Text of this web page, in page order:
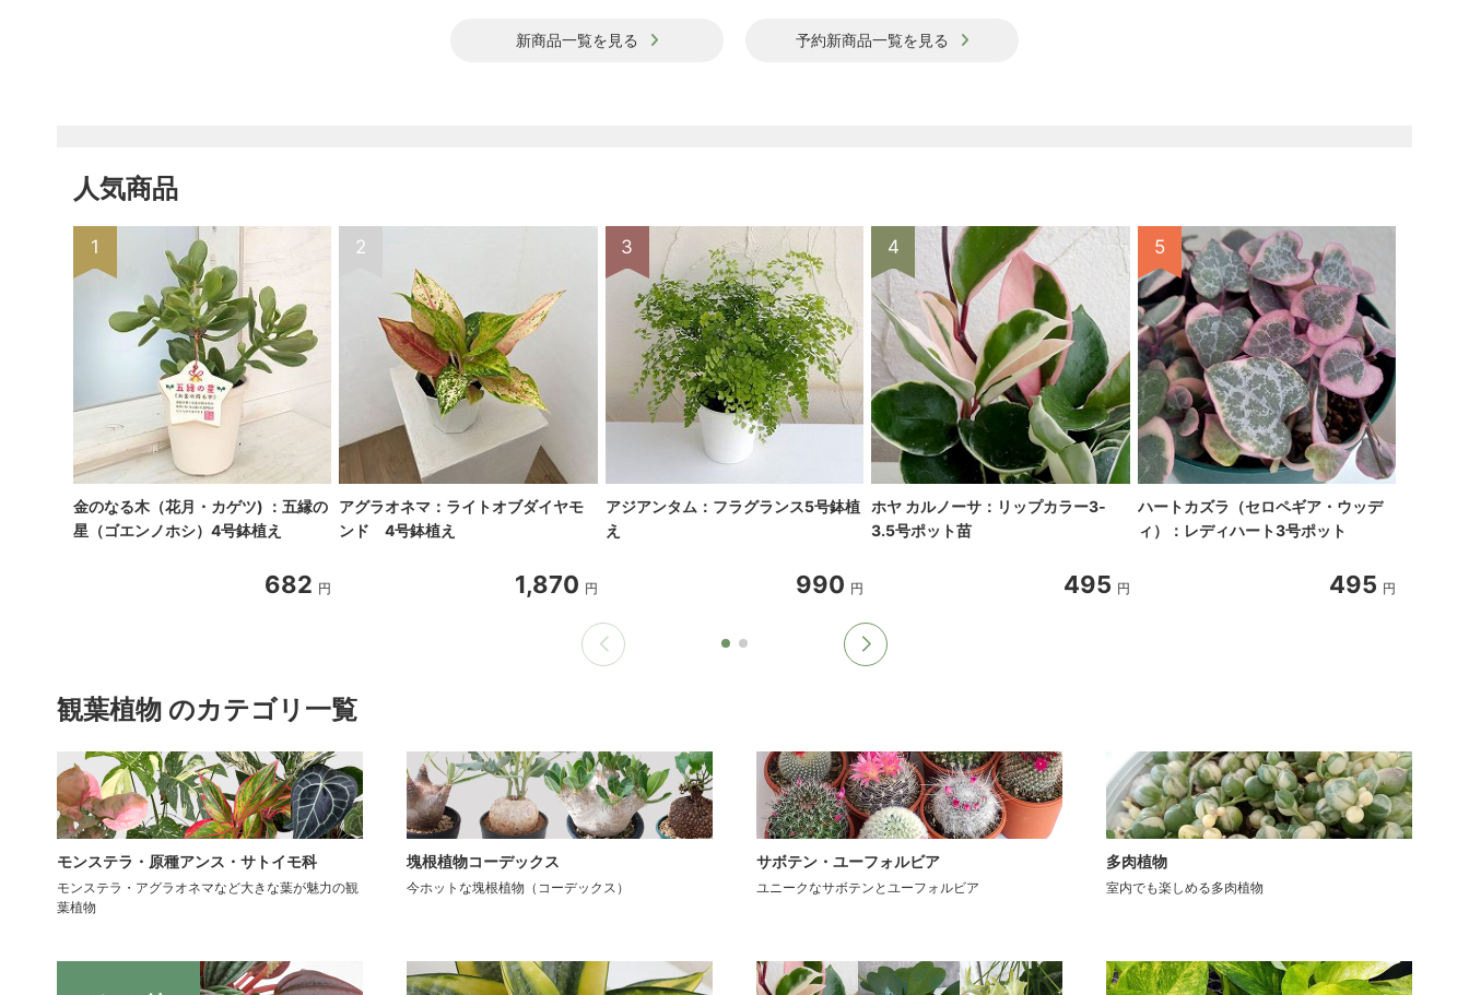
新商品一覧を見る 予約新商品一覧を見る
人気商品
1
金のなる木（花月・カゲツ) ：五縁の
星（ゴエンノホシ）4号鉢植え
682 円
2
アグラオネマ：ライトオブダイヤモ
ンド 4号鉢植え
1,870 円
3
アジアンタム：フラグランス5号鉢植
え
990 円
4
ホヤ カルノーサ：リップカラー3‐
3.5号ポット苗
495 円
5
ハートカズラ（セロペギア・ウッデ
ィ）：レディハート3号ポット
495 円
観葉植物 のカテゴリ一覧
モンステラ・原種アンス・サトイモ科
モンステラ・アグラオネマなど大きな葉が魅力の観
葉植物
塊根植物コーデックス
今ホットな塊根植物（コーデックス）
サボテン・ユーフォルビア
ユニークなサボテンとユーフォルビア
多肉植物
室内でも楽しめる多肉植物